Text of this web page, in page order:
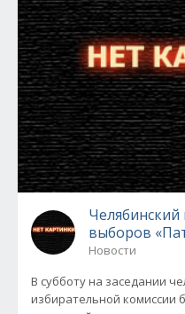
Челябинский
выборов
Новости
В субботу на заседании
избирательной комиссии